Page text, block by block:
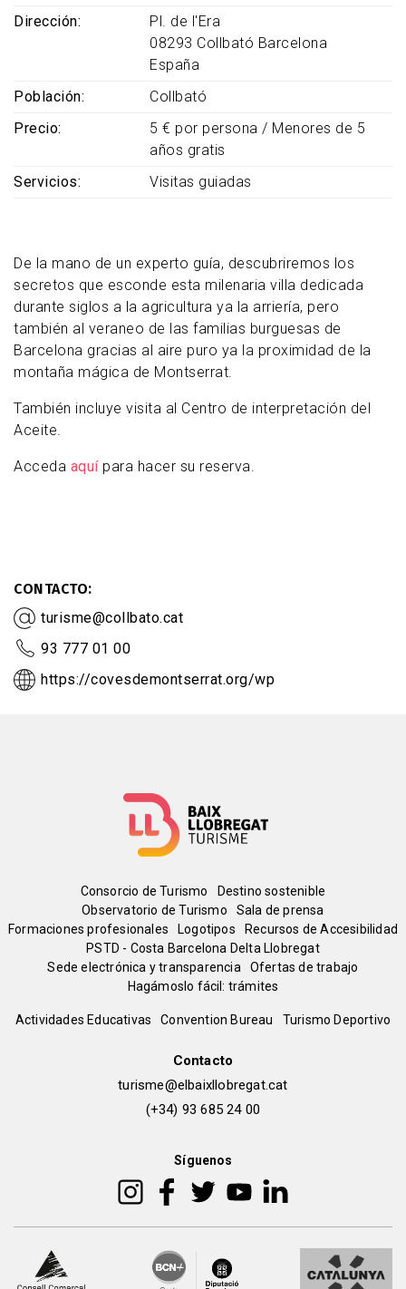
De la mano de un experto guía, descubriremos los
secretos que esconde esta milenaria villa dedicada
durante siglos a la agricultura ya la arriería, pero
también al veraneo de las familias burguesas de
Barcelona gracias al aire puro ya la proximidad de la
montaña mágica de Montserrat.
También incluye visita al Centro de interpretación del
Aceite.
Acceda aquípara hacer su reserva.
CONTACTO
turisme@collbato.cat
93 777 01 00
https://covesdemontserrat.org/wp
Dirección
Pl. de l'Era
08293 Collbató Barcelona
España
Población
Collbató
Precio
5 € por persona / Menores de 5
años gratis
Servicios
Visitas guiadas
Menú
del
pie
Consorcio de Turismo
Destino sostenible
Observatorio de Turismo
Sala de prensa
Formaciones profesionales
Logotipos
Recursos de Accesibilidad
PSTD - Costa Barcelona Delta Llobregat
Sede electrónica y transparencia
Ofertas de trabajo
Hagámoslo fácil: trámites
Peu
Actividades Educativas Convention Bureau Turismo Deportivo
Contacto
turisme@elbaixllobregat.cat
(+34) 93 685 24 00
Síguenos